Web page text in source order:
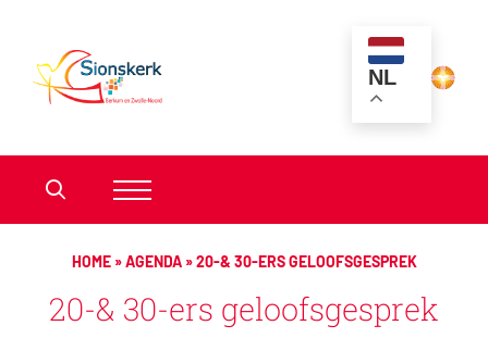
NL
HOME»AGENDA»20-& 30-ERS GELOOFSGESPREK
20-& 30-ers geloofsgesprek